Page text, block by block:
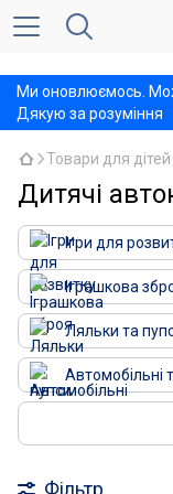
Ми оновлюємось.
Дякую за розуміння
Товари для дітей
Дитячі
Ігри для
Іграшкова
Ляльки та
Автомобільні
Фільтр